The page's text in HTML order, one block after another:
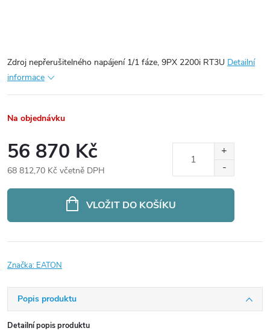
Zdroj nepřerušitelného napájení 1/1 fáze, 9PX 2200i RT3U Detailní
informace
Na objednávku
56 870 Kč
68 812,70 Kč včetně DPH
VLOŽIT DO KOŠÍKU
Značka: EATON
Popis produktu
Detailní popis produktu